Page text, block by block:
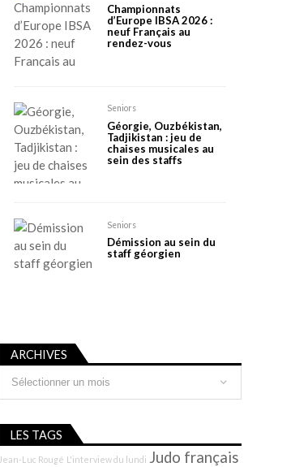
Championnats
d’Europe IBSA 2026 :
neuf Français au
rendez-vous
Seniors
Géorgie, Ouzbékistan,
Tadjikistan : jeu de
chaises musicales au
sein des staffs
Seniors
Démission au sein du
staff géorgien
ARCHIVES
LES TAGS
Jean-Luc Rougé L'interview du lundi Judo français